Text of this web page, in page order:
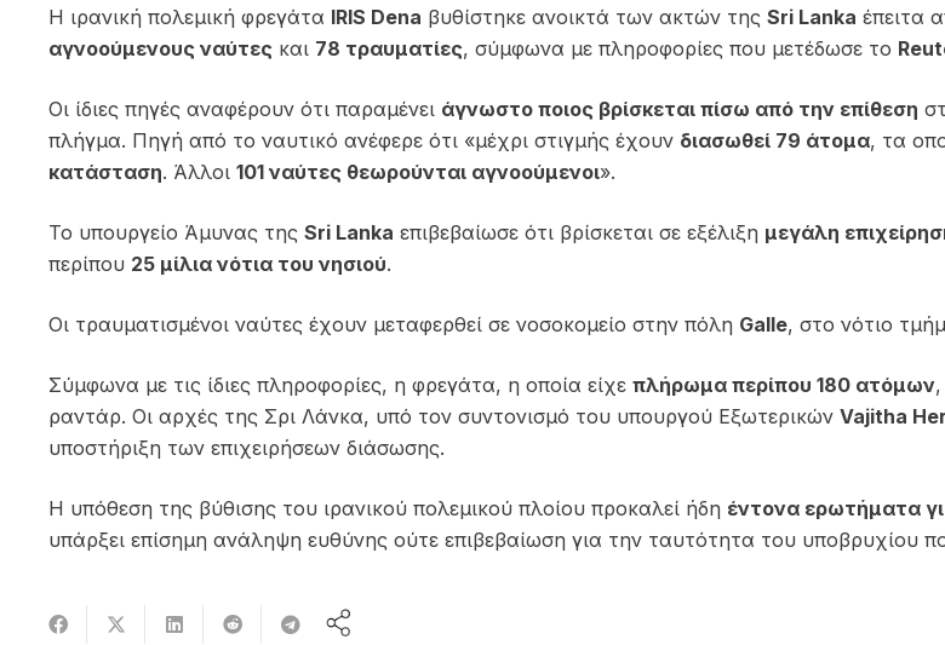
Η ιρανική πολεμική φρεγάτα IRIS Dena βυθίστηκε ανοικτά των ακτών της Sri Lanka έπειτα
αγνοούμενους ναύτες και 78 τραυματίες, σύμφωνα με πληροφορίες που μετέδωσε το
Οι ίδιες πηγές αναφέρουν ότι παραμένει άγνωστο ποιος βρίσκεται πίσω από την επίθεση
πλήγμα. Πηγή από το ναυτικό ανέφερε ότι «μέχρι στιγμής έχουν διασωθεί 79 άτομα, τα
κατάσταση. Άλλοι 101 ναύτες θεωρούνται αγνοούμενοι».
Το υπουργείο Άμυνας της Sri Lanka επιβεβαίωσε ότι βρίσκεται σε εξέλιξη μεγάλη
περίπου 25 μίλια νότια του νησιού.
Οι τραυματισμένοι ναύτες έχουν μεταφερθεί σε νοσοκομείο στην πόλη Galle, στο νότιο
Σύμφωνα με τις ίδιες πληροφορίες, η φρεγάτα, η οποία είχε πλήρωμα περίπου 180 ατόμων
ραντάρ. Οι αρχές της Σρι Λάνκα, υπό τον συντονισμό του υπουργού Εξωτερικών Vajitha
υποστήριξη των επιχειρήσεων διάσωσης.
Η υπόθεση της βύθισης του ιρανικού πολεμικού πλοίου προκαλεί ήδη έντονα ερωτήματα
υπάρξει επίσημη ανάληψη ευθύνης ούτε επιβεβαίωση για την ταυτότητα του υποβρυχίου